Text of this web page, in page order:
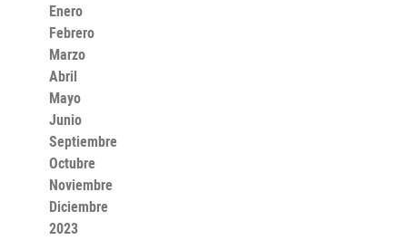
Enero
Febrero
Marzo
Abril
Mayo
Junio
Septiembre
Octubre
Noviembre
Diciembre
2023